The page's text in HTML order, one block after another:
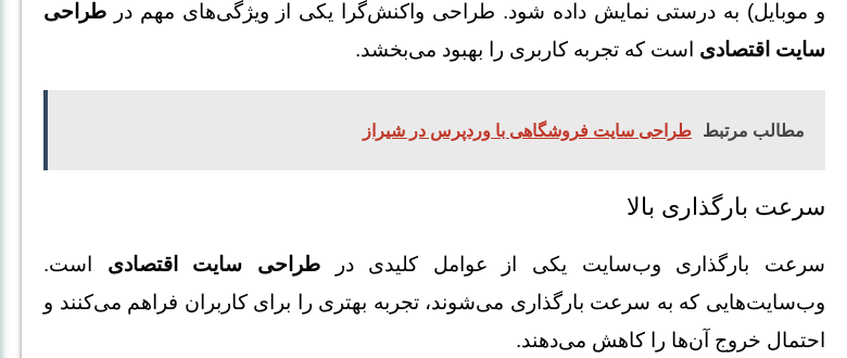
و موبایل) به درستی نمایش داده شود. طراحی واکنش‌گرا یکی از ویژگی‌های مهم در طراحی
سایت اقتصادی است که تجربه کاربری را بهبود می‌بخشد.
مطالب مرتبط طراحی سایت فروشگاهی با وردپرس در شیراز
سرعت بارگذاری بالا
سرعت بارگذاری وب‌سایت یکی از عوامل کلیدی درطراحی سایت اقتصادی است.
وب‌سایت‌هایی که به سرعت بارگذاری می‌شوند، تجربه بهتری را برای کاربران فراهم می‌کنند و
احتمال خروج آن‌ها را کاهش می‌دهند.